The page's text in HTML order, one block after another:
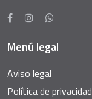
Menú legal
Aviso legal
Política de privacidad